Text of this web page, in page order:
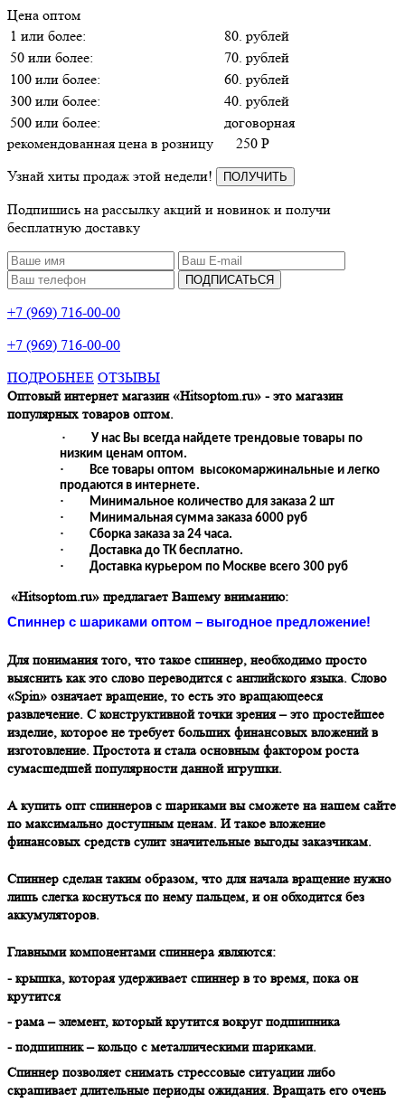
Цена оптом
1 или более:
80. рублей
50 или более:
70. рублей
100 или более:
60. рублей
300 или более:
40. рублей
500 или более:
договорная
рекомендованная цена в розницу
250 P
Узнай хиты продаж этой недели!
ПОЛУЧИТЬ
Подпишись на рассылку акций и новинок и получи
бесплатную доставку
ПОДПИСАТЬСЯ
+7 (969) 716-00-00
+7 (969) 716-00-00
ПОДРОБНЕЕ ОТЗЫВЫ
Оптовый интернет магазин «Hitsoptom.ru» - это магазин
популярных товаров оптом.
·
У нас Вы всегда найдете трендовые товары по
низким ценам оптом.
·
Все товары оптом высокомаржинальные и легко
продаются в интернете.
· Минимальное количество для заказа 2 шт
· Минимальная сумма заказа 6000 руб
· Сборка заказа за 24 часа.
· Доставка до ТК бесплатно.
· Доставка курьером по Москве всего 300 руб
«Hitsoptom.ru» предлагает Вашему вниманию:
Спиннер с шариками оптом – выгодное предложение!
Для понимания того, что такое спиннер, необходимо просто
выяснить как это слово переводится с английского языка. Слово
«Spin» означает вращение, то есть это вращающееся
развлечение. С конструктивной точки зрения – это простейшее
изделие, которое не требует больших финансовых вложений в
изготовление. Простота и стала основным фактором роста
сумасшедшей популярности данной игрушки.
А купить опт спиннеров с шариками вы сможете на нашем сайте
по максимально доступным ценам. И такое вложение
финансовых средств сулит значительные выгоды заказчикам.
Спиннер сделан таким образом, что для начала вращение нужно
лишь слегка коснуться по нему пальцем, и он обходится без
аккумуляторов.
Главными компонентами спиннера являются:
- крышка, которая удерживает спиннер в то время, пока он
крутится
- рама – элемент, который крутится вокруг подшипника
- подшипник – кольцо с металлическими шариками.
Спиннер позволяет снимать стрессовые ситуации либо
скрашивает длительные периоды ожидания. Вращать его очень